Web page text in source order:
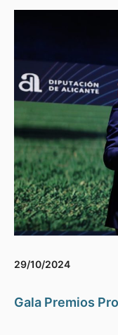
29/10/2024
Gala Premios